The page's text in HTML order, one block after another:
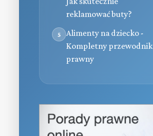
reklamować buty?
5
Alimenty na dziecko -
Kompletny przewodnik
prawny